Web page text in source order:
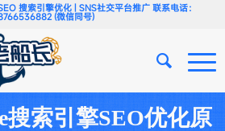
搜索引擎优化 | SNS社交平台推广 联系电话：
(微信同号)
搜索引擎SEO优化原